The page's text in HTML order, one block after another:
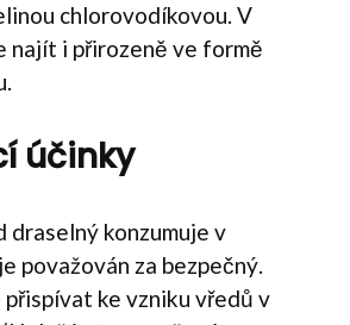
chlorovodíkovou. V
najít i přirozeně ve formě
účinky
draselný konzumuje v
považován za bezpečný.
přispívat ke vzniku vředů v